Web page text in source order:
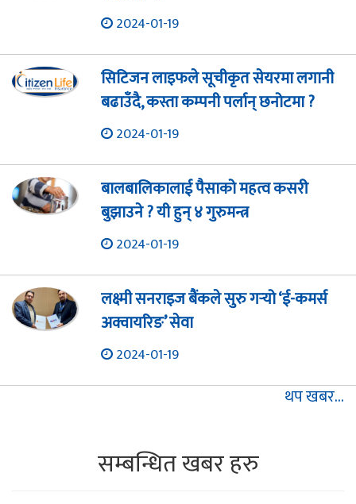
2024-01-19
सिटिजन लाइफले सूचीकृत सेयरमा लगानी
बढाउँदै, कस्ता कम्पनी पर्लान् छनोटमा ?
2024-01-19
बालबालिकालाई पैसाको महत्व कसरी
बुझाउने ? यी हुन् ४ गुरुमन्त्र
2024-01-19
लक्ष्मी सनराइज बैंकले सुरु गर्‍यो ‘ई-कमर्स
अक्वायरिङ’ सेवा
2024-01-19
थप खबर...
सम्बन्धित खबर हरु